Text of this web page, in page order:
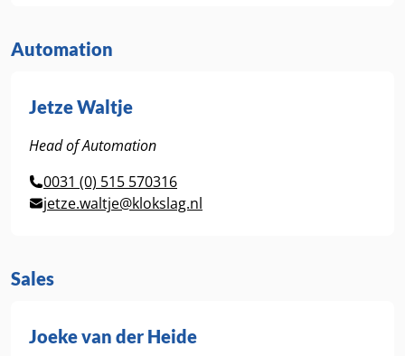
Automation
Jetze Waltje
Head of Automation
0031 (0) 515 570316
jetze.waltje@klokslag.nl
Sales
Joeke van der Heide